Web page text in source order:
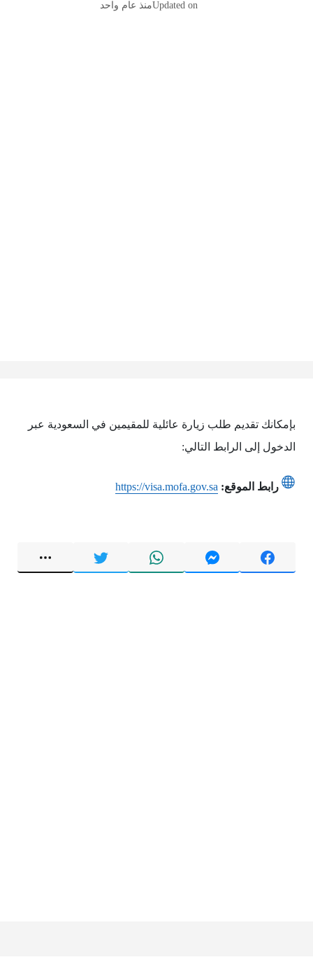
Updated onمنذ عام واحد
بإمكانك تقديم طلب زيارة عائلية للمقيمين في السعودية عبر
الدخول إلى الرابط التالي:
رابط الموقع: https://visa.mofa.gov.sa